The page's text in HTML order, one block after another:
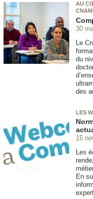
AU
CNAM
30
Le
du
des
LES
15
Les
En